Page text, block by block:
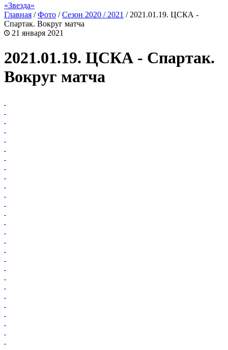
«Звезда»
Главная /Фото /Сезон 2020 / 2021 / 2021.01.19. ЦСКА -
Спартак. Вокруг матча
21 января 2021
2021.01.19. ЦСКА - Спартак.
Вокруг матча